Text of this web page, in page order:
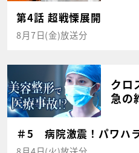
第4話 超戦慄展開
8月7日(金)放送分
クロ
急の
＃5 病院激震！パワハ